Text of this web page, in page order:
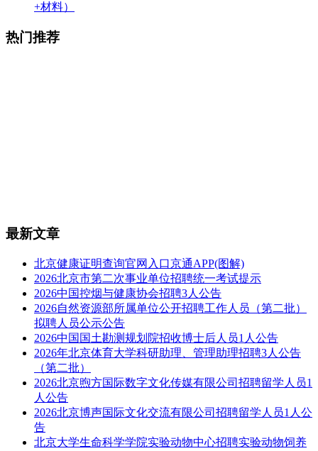
+材料）
热门推荐
最新文章
北京健康证明查询官网入口京通APP(图解)
2026北京市第二次事业单位招聘统一考试提示
2026中国控烟与健康协会招聘3人公告
2026自然资源部所属单位公开招聘工作人员（第二批）
拟聘人员公示公告
2026中国国土勘测规划院招收博士后人员1人公告
2026年北京体育大学科研助理、管理助理招聘3人公告
（第二批）
2026北京煦方国际数字文化传媒有限公司招聘留学人员1
人公告
2026北京博声国际文化交流有限公司招聘留学人员1人公
告
北京大学生命科学学院实验动物中心招聘实验动物饲养